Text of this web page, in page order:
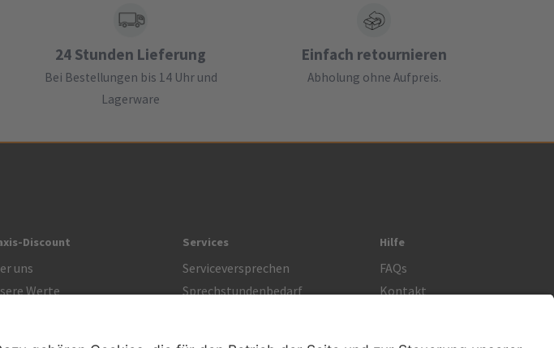
24 Stunden Lieferung
Bei Bestellungen bis 14 Uhr und
Lagerware
Einfach retournieren
Abholung ohne Aufpreis.
Discount
uns
Werte
Services
Serviceversprechen
Sprechstundenbedarf
Hilfe
FAQs
Kontakt